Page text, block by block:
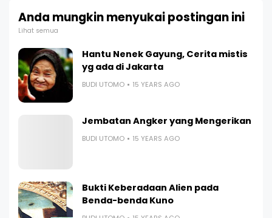
Anda mungkin menyukai postingan ini
Lihat semua
Hantu Nenek Gayung, Cerita mistis
yg ada di Jakarta
BUDI UTOMO 15 YEARS AGO
Jembatan Angker yang Mengerikan
BUDI UTOMO 15 YEARS AGO
Bukti Keberadaan Alien pada
Benda-benda Kuno